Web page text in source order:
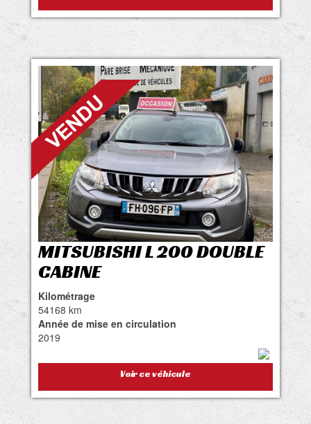
MITSUBISHI L 200 DOUBLE
CABINE
Kilométrage
54168 km
Année de mise en circulation
2019
Voir ce véhicule